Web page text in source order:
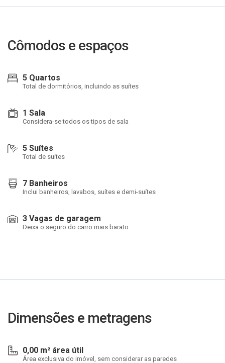
Cômodos e espaços
5 Quartos
Total de dormitórios, incluindo as suítes
1 Sala
Considera-se todos os tipos de sala
5 Suítes
Total de suítes
7 Banheiros
Inclui banheiros, lavabos, suítes e demi-suítes
3 Vagas de garagem
Deixa o seguro do carro mais barato
Dimensões e metragens
0,00 m² área útil
Área exclusiva do imóvel, sem considerar as paredes